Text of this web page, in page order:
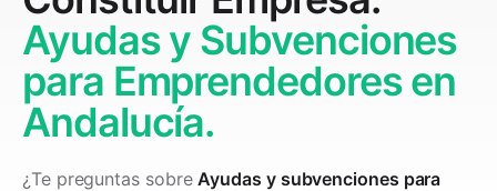
Ayudas y Subvenciones
para Emprendedores en
Andalucía.
¿Te preguntas sobreAyudas y subvenciones para